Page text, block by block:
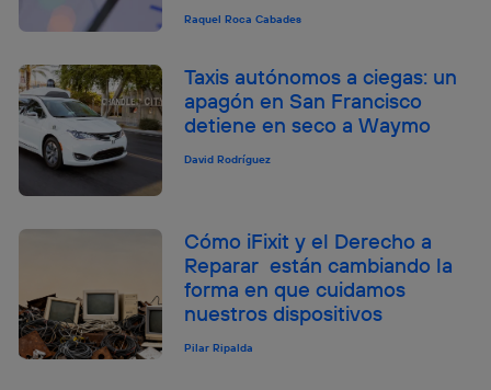
Raquel Roca Cabades
Taxis autónomos a ciegas: un
apagón en San Francisco
detiene en seco a Waymo
David Rodríguez
Cómo iFixit y el Derecho a
Reparar están cambiando la
forma en que cuidamos
nuestros dispositivos
Pilar Ripalda